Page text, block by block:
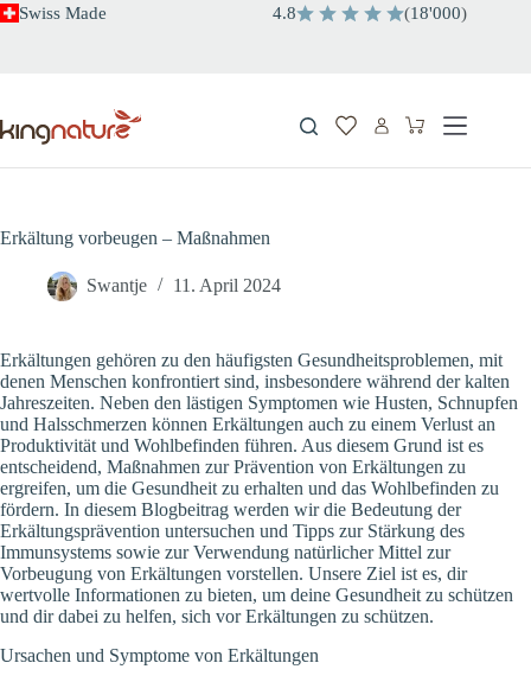
ZumSwiss Made 4.8 (18'000)
Warenkorb
Erkältung vorbeugen – Maßnahmen
Swantje 11. April 2024
Erkältungen gehören zu den häufigsten Gesundheitsproblemen, mit
denen Menschen konfrontiert sind, insbesondere während der kalten
Jahreszeiten. Neben den lästigen Symptomen wie Husten, Schnupfen
und Halsschmerzen können Erkältungen auch zu einem Verlust an
Produktivität und Wohlbefinden führen. Aus diesem Grund ist es
entscheidend, Maßnahmen zur Prävention von Erkältungen zu
ergreifen, um die Gesundheit zu erhalten und das Wohlbefinden zu
fördern. In diesem Blogbeitrag werden wir die Bedeutung der
Erkältungsprävention untersuchen und Tipps zur Stärkung des
Immunsystems sowie zur Verwendung natürlicher Mittel zur
Vorbeugung von Erkältungen vorstellen. Unsere Ziel ist es, dir
wertvolle Informationen zu bieten, um deine Gesundheit zu schützen
und dir dabei zu helfen, sich vor Erkältungen zu schützen.
Ursachen und Symptome von Erkältungen